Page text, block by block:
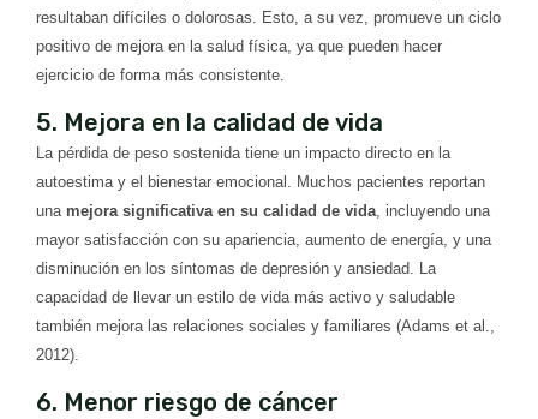
resultaban difíciles o dolorosas. Esto, a su vez, promueve un ciclo
positivo de mejora en la salud física, ya que pueden hacer
ejercicio de forma más consistente.
5. Mejora en la calidad de vida
La pérdida de peso sostenida tiene un impacto directo en la
autoestima y el bienestar emocional. Muchos pacientes reportan
una mejora significativa en su calidad de vida, incluyendo una
mayor satisfacción con su apariencia, aumento de energía, y una
disminución en los síntomas de depresión y ansiedad. La
capacidad de llevar un estilo de vida más activo y saludable
también mejora las relaciones sociales y familiares (Adams et al.,
2012).
6. Menor riesgo de cáncer